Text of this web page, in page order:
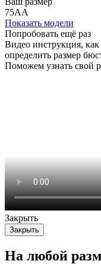
75АА
Показать модели
Попробовать ещё раз
Видео инструкция,
определить размер
Поможем узнать свой
Закрыть
Закрыть
На любой